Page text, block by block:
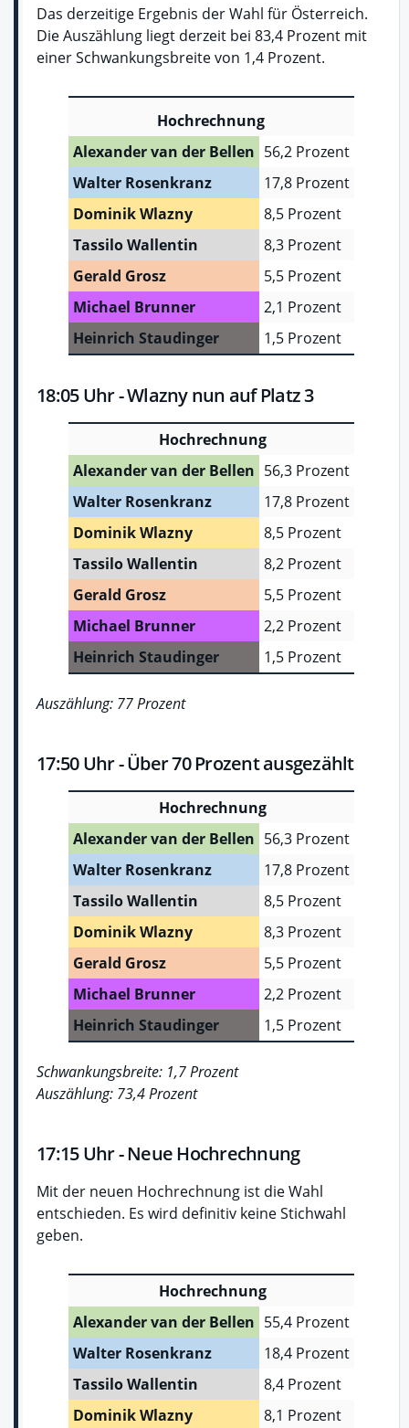
Das derzeitige Ergebnis der Wahl für Österreich.
Die Auszählung liegt derzeit bei 83,4 Prozent mit
einer Schwankungsbreite von 1,4 Prozent.
Hochrechnung
Alexander van der Bellen 56,2 Prozent
Walter Rosenkranz
17,8 Prozent
Dominik Wlazny
8,5 Prozent
Tassilo Wallentin
8,3 Prozent
Gerald Grosz
5,5 Prozent
Michael Brunner
2,1 Prozent
Heinrich Staudinger
1,5 Prozent
18:05 Uhr - Wlazny nun auf Platz 3
Hochrechnung
Alexander van der Bellen 56,3 Prozent
Walter Rosenkranz
17,8 Prozent
Dominik Wlazny
8,5 Prozent
Tassilo Wallentin
8,2 Prozent
Gerald Grosz
5,5 Prozent
Michael Brunner
2,2 Prozent
Heinrich Staudinger
1,5 Prozent
Auszählung: 77 Prozent
17:50 Uhr - Über 70 Prozent ausgezählt
Hochrechnung
Alexander van der Bellen 56,3 Prozent
Walter Rosenkranz
17,8 Prozent
Tassilo Wallentin
8,5 Prozent
Dominik Wlazny
8,3 Prozent
Gerald Grosz
5,5 Prozent
Michael Brunner
2,2 Prozent
Heinrich Staudinger
1,5 Prozent
Schwankungsbreite: 1,7 Prozent
Auszählung: 73,4 Prozent
17:15 Uhr - Neue Hochrechnung
Mit der neuen Hochrechnung ist die Wahl
entschieden. Es wird definitiv keine Stichwahl
geben.
Hochrechnung
Alexander van der Bellen 55,4 Prozent
Walter Rosenkranz
18,4 Prozent
Tassilo Wallentin
8,4 Prozent
Dominik Wlazny
8,1 Prozent